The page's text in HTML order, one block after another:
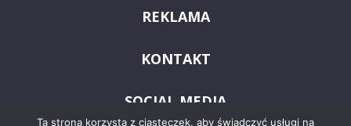
REKLAMA
KONTAKT
SOCIAL MEDIA
Ta strona korzysta z ciasteczek, aby świadczyć usługi na